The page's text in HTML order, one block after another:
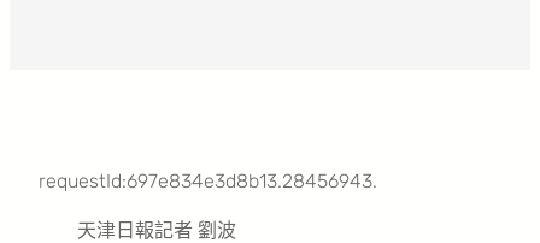
requestId:697e834e3d8b13.28456943.
天津日報記者 劉波